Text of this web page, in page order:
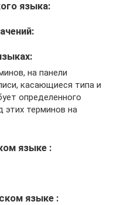
языка:
на панели
касающиеся типа и
определенного
этих терминов на
языке :
языке :